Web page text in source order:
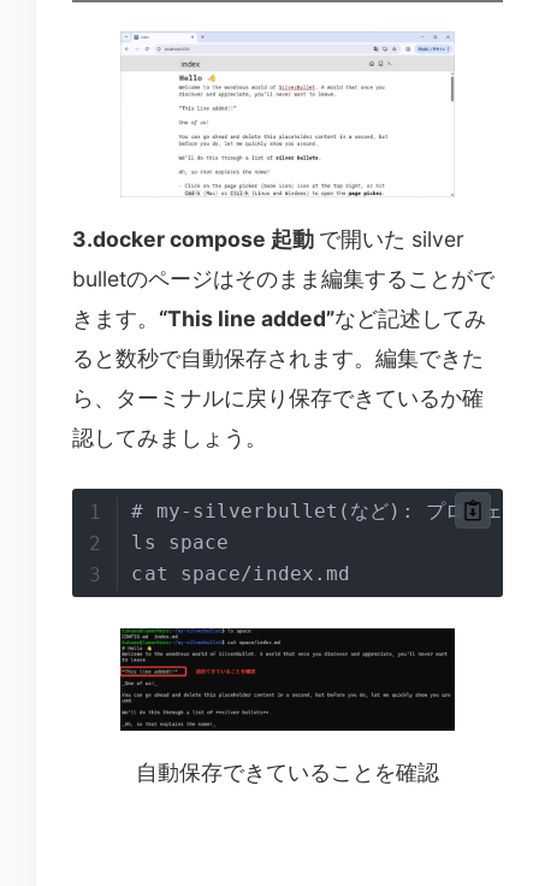
3.docker compose 起動 で開いた silver
bulletのページはそのまま編集することがで
きます。 “This line added”など記述してみ
ると数秒で自動保存されます。編集できた
ら、ターミナルに戻り保存できているか確
認してみましょう。
# my-silverbullet(など): プロジェクト
ls space
cat space/index.md
自動保存できていることを確認